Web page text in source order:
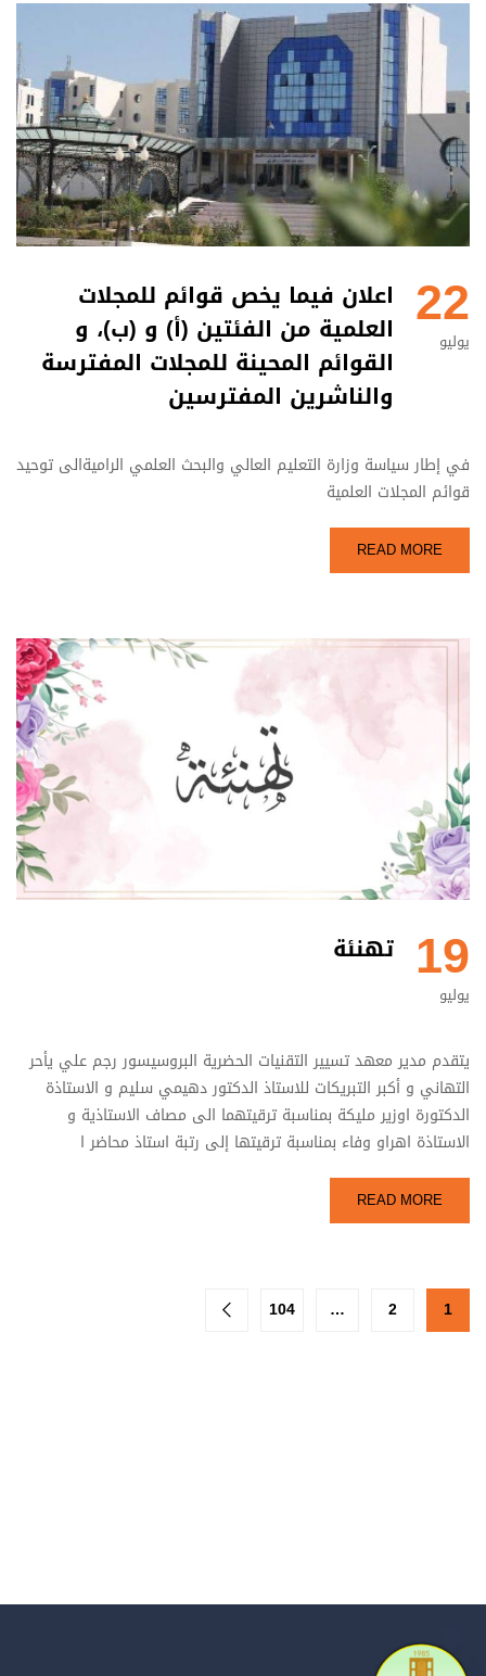
22
يوليو
اعلان فيما يخص قوائم للمجلات
العلمية من الفئتين (أ) و (ب)، و
القوائم المحينة للمجلات المفترسة
والناشرين المفترسين
في إطار سياسة وزارة التعليم العالي والبحث العلمي الراميةالى توحيد
قوائم المجلات العلمية
READ MORE
19
يوليو
تهنئة
يتقدم مدير معهد تسيير التقنيات الحضرية البروسيسور رجم علي يأحر
التهاني و أكبر التبريكات للاستاذ الدكتور دهيمي سليم و الاستاذة
الدكتورة اوزير مليكة بمناسبة ترقيتهما الى مصاف الاستاذية و
الاستاذة اهراو وفاء بمناسبة ترقيتها إلى رتبة استاذ محاضر ا
READ MORE
1
2
…
104